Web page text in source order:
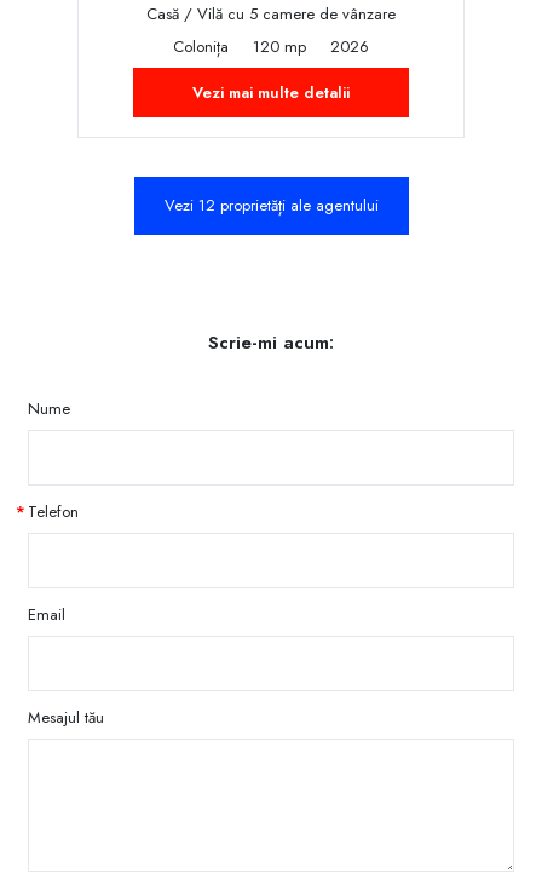
Casă / Vilă cu 5 camere de vânzare
Colonița
120 mp
2026
Vezi mai multe detalii
Vezi 12 proprietăți ale agentului
Scrie-mi acum:
Nume
Telefon
Email
Mesajul tău